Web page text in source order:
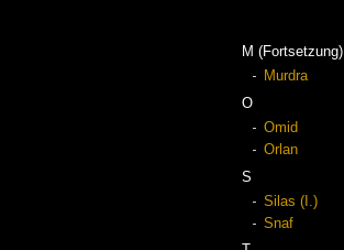
M (Fortsetzung)
Murdra
O
Omid
Orlan
S
Silas (I.)
Snaf